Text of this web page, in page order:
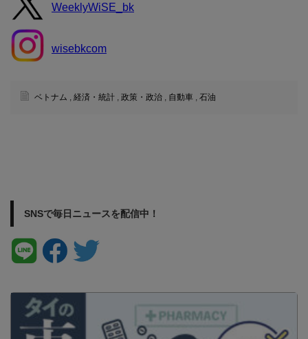
WeeklyWiSE_bk
wisebkcom
ベトナム , 経済・統計 , 政策・政治 , 自動車 , 石油
SNSで毎日ニュースを配信中！